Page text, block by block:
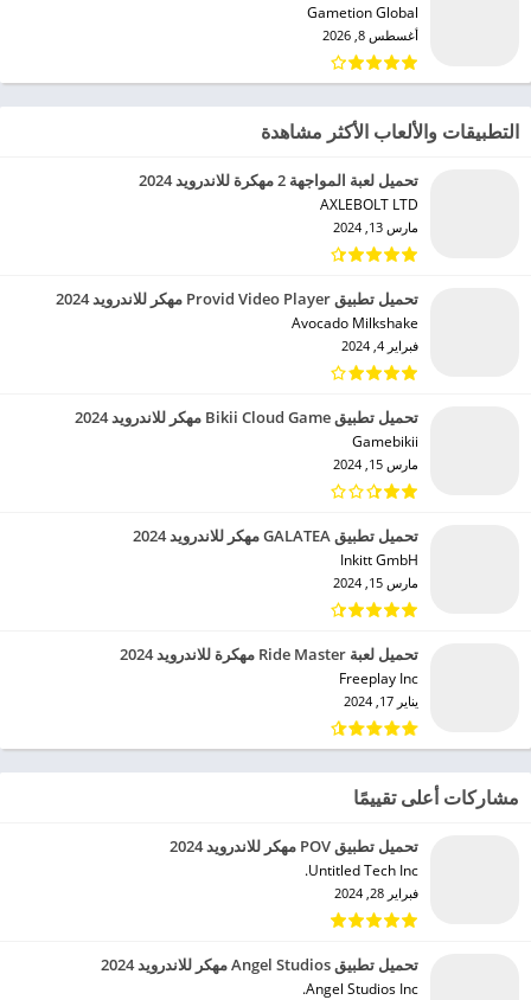
Gametion Global‏
أغسطس 8, 2026
التطبيقات والألعاب الأكثر مشاهدة
تحميل لعبة المواجهة 2 مهكرة للاندرويد 2024
AXLEBOLT LTD‏
مارس 13, 2024
تحميل تطبيق Provid Video Player مهكر للاندرويد 2024
Avocado Milkshake‏
فبراير 4, 2024
تحميل تطبيق Bikii Cloud Game مهكر للاندرويد 2024
Gamebikii‏
مارس 15, 2024
تحميل تطبيق GALATEA مهكر للاندرويد 2024
Inkitt GmbH‏
مارس 15, 2024
تحميل لعبة Ride Master مهكرة للاندرويد 2024
Freeplay Inc‏
يناير 17, 2024
مشاركات أعلى تقييمًا
تحميل تطبيق POV مهكر للاندرويد 2024
Untitled Tech Inc.‏
فبراير 28, 2024
تحميل تطبيق Angel Studios مهكر للاندرويد 2024
Angel Studios Inc.‏